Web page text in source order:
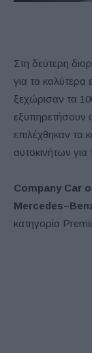
Στη δεύτερη
για τα καλύτερα
ξεχώρισαν τα
εξυπηρετήσουν
επιλέχθηκαν τα
αυτοκινήτων για
Company Car
Mercedes–
κατηγορία